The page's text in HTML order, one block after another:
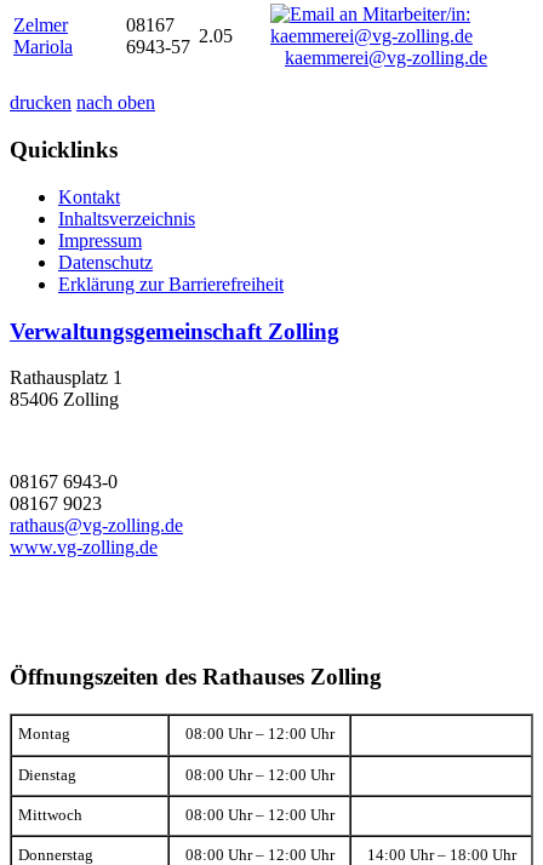
Zelmer
Mariola
08167
6943-57
2.05
kaemmerei@vg-zolling.de
drucken nach oben
Quicklinks
Kontakt
Inhaltsverzeichnis
Impressum
Datenschutz
Erklärung zur Barrierefreiheit
Verwaltungsgemeinschaft Zolling
Rathausplatz 1
85406 Zolling
08167 6943-0
08167 9023
rathaus@vg-zolling.de
www.vg-zolling.de
Öffnungszeiten des Rathauses Zolling
Montag 08:00 Uhr – 12:00 Uhr
Dienstag 08:00 Uhr – 12:00 Uhr
Mittwoch 08:00 Uhr – 12:00 Uhr
Donnerstag 08:00 Uhr – 12:00 Uhr 14:00 Uhr – 18:00 Uhr